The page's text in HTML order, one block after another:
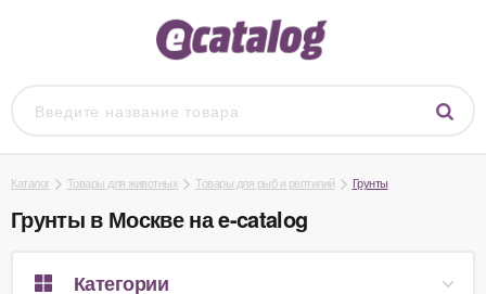
Каталог Товары для животных Товары для рыб и рептилий Грунты
Грунты в Москве на e-catalog
Категории